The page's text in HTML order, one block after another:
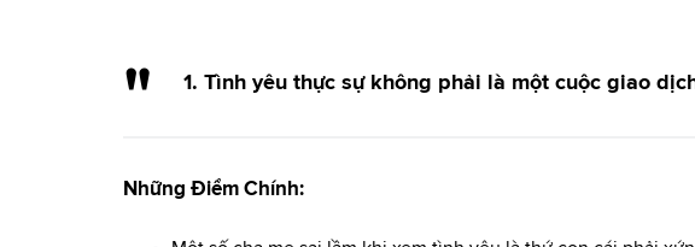
1. Tình yêu thực sự không phải là một cuộc giao
Những Điểm Chính: